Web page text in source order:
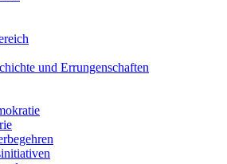
und Errungenschaften